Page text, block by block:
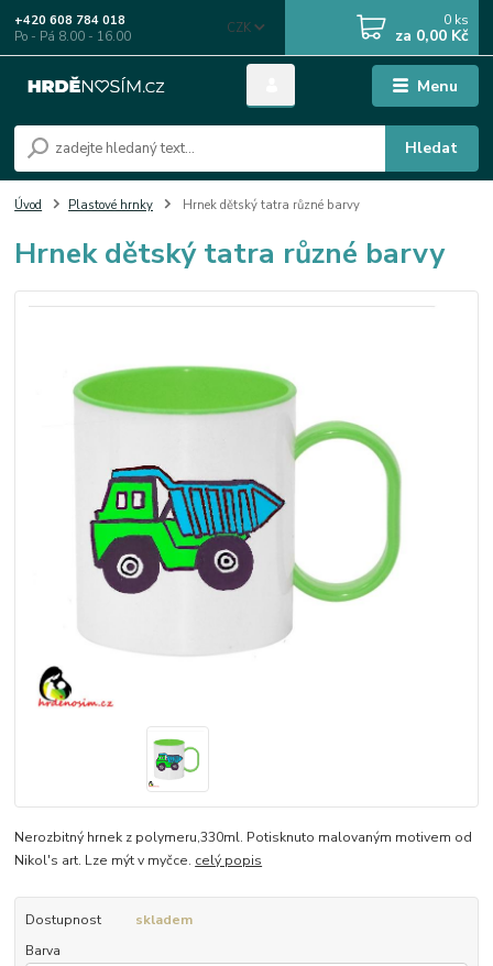
Menu
CZK
Hledat
+420 608 784 018
Po - Pá 8.00 - 16.00
0 ks
za 0,00 Kč
Úvod Plastové hrnky Hrnek dětský tatra různé barvy
Hrnek dětský tatra různé barvy
Nerozbitný hrnek z polymeru,330ml. Potisknuto malovaným motivem od
Nikol's art. Lze mýt v myčce. celý popis
Dostupnost
skladem
Barva